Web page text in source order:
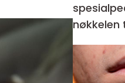
nøkkelen
og unge